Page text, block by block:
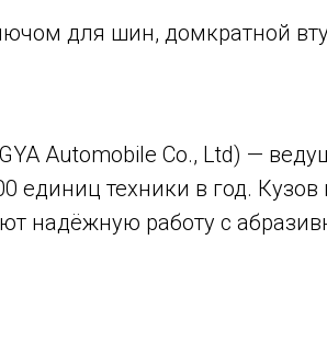
для шин, домкратной
Automobile Co., Ltd) —
техники в год. Кузов
надёжную работу с